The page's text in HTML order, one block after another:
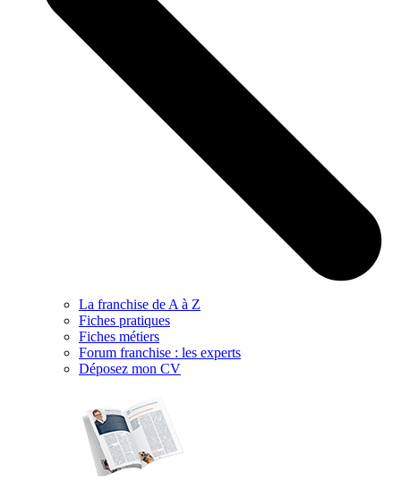
La franchise de A à Z
Fiches pratiques
Fiches métiers
Forum franchise : les experts
Déposez mon CV